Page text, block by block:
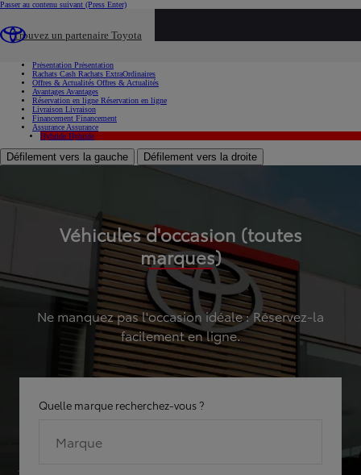
Passer au contenu suivant (Press Enter)
Trouvez un partenaire Toyota
Présentation Présentation
Rachats Cash Rachats ExtraOrdinaires
Offres & Actualités Offres & Actualités
Avantages Avantages
Réservation en ligne Réservation en ligne
Livraison Livraison
Financement Financement
Assurance Assurance
Hybride Hybride
Défilement vers la gauche Défilement vers la droite
Véhicules d'occasion (toutes
marques)
Ne manquez pas l'occasion idéale : Réservez-la
facilement en ligne.
Quelle marque recherchez-vous ?
Marque